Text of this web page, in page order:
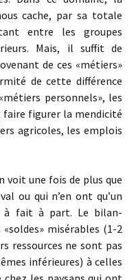
cache, par sa totale
entre les groupes
Mais, il suffit de
de ces «métiers»
de cette différence
personnels», les
faire figurer la mendicité
agricoles, les emplois
voit une fois de plus que
ou qui n’en ont qu’un
à fait à part. Le bilan-
misérables (1-2
ressources ne sont pas
inférieures) à celles